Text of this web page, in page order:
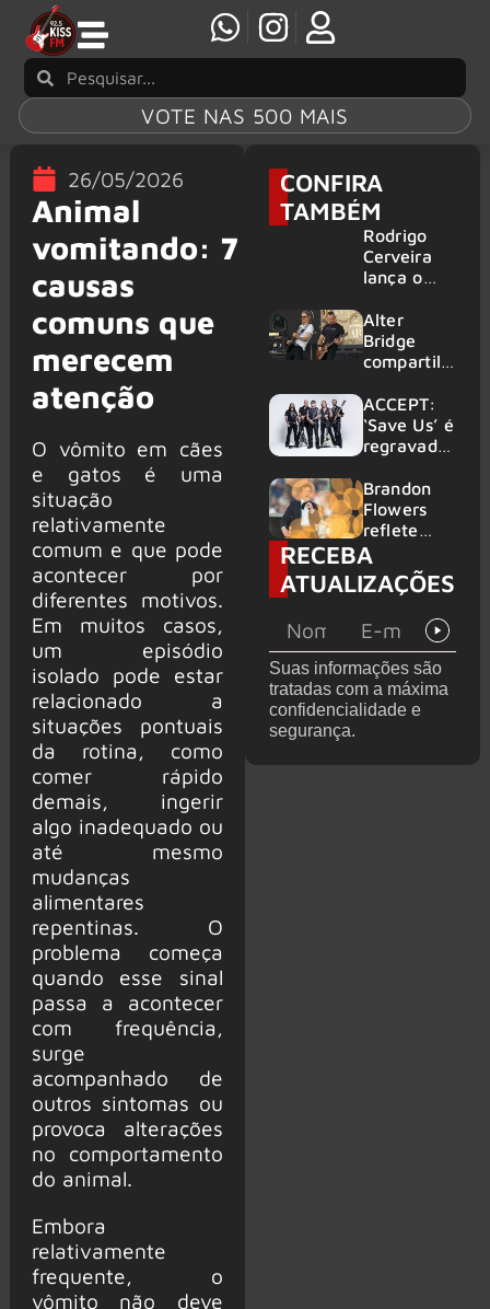
VOTE NAS 500 MAIS
26/05/2026
Animal
vomitando: 7
causas
comuns que
merecem
atenção
O vômito em cães
e gatos é uma
situação
relativamente
comum e que pode
acontecer por
diferentes motivos.
Em muitos casos,
um episódio
isolado pode estar
relacionado a
situações pontuais
da rotina, como
comer rápido
demais, ingerir
algo inadequado ou
até mesmo
mudanças
alimentares
repentinas. O
problema começa
quando esse sinal
passa a acontecer
com frequência,
surge
acompanhado de
outros sintomas ou
provoca alterações
no comportamento
do animal.
Embora
relativamente
frequente, o
vômito não deve
CONFIRA
TAMBÉM
Rodrigo
Cerveira
lança o
Searcher”
Alter
Bridge
compartilh
vivo de
“Fortress”
gravada
am Ring
2026
ACCEPT:
‘Save Us’ é
regravada
membros
do GHOST
e KORN
Brandon
Flowers
reflete
sobre o
futuro e
levanta
de de
deixar os
palcos
RECEBA
ATUALIZAÇÕES
Suas informações são
tratadas com a máxima
confidencialidade e
segurança.